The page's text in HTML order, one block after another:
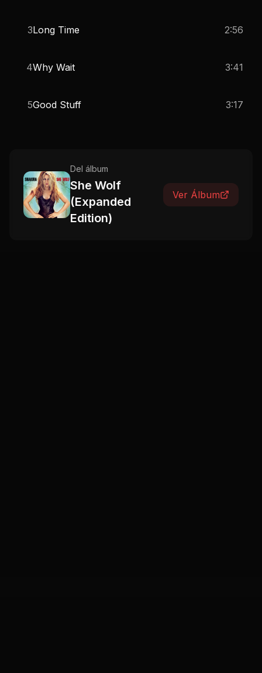
3Long Time 2:56
4Why Wait 3:41
5Good Stuff 3:17
Del álbum
She Wolf
(Expanded
Edition)
Ver Álbum